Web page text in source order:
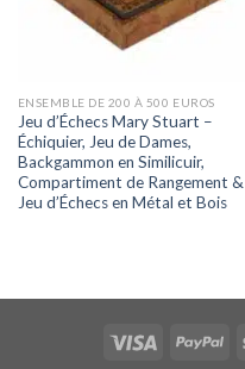
ENSEMBLE DE 200 À 500 EUROS
Jeu d’Échecs Mary Stuart –
Échiquier, Jeu de Dames,
Backgammon en Similicuir,
Compartiment de Rangement &
Jeu d’Échecs en Métal et Bois